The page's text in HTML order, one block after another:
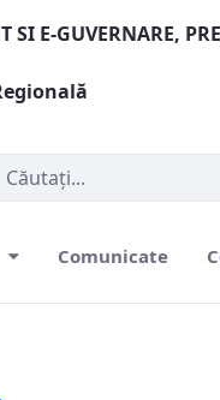
SI E-GUVERNARE,
Comunicate